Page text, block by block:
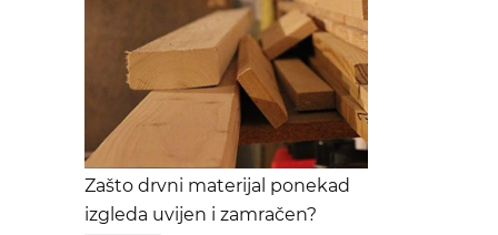
Zašto drvni materijal ponekad
izgleda uvijen i zamračen?